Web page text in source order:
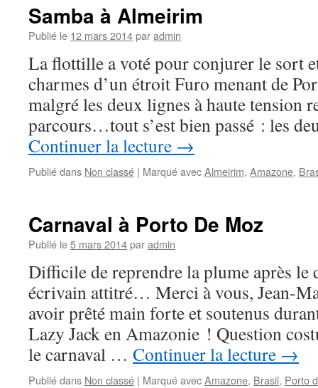
Samba à Almeirim
Publié le 12 mars 2014paradmin
La flottille a voté pour conjurer le sort
charmes d’un étroit Furo menant de
malgré les deux lignes à haute tension
parcours…tout s’est bien passé : les
Continuer la lecture →
Publié dans Non classé | Marqué avecAlmeirim, Amazone,
Carnaval à Porto De Moz
Publié le5 mars 2014paradmin
Difficile de reprendre la plume après le
écrivain attitré… Merci à vous, Jean-
avoir prêté main forte et soutenus
Lazy Jack en Amazonie ! Question
le carnaval … Continuer la lecture →
Publié dans Non classé | Marqué avecAmazone, Brasil, Porto